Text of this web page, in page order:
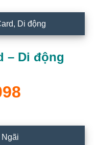
Di động
– Di động